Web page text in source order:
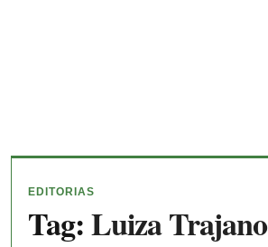
EDITORIAS
Tag:Luiza Trajano